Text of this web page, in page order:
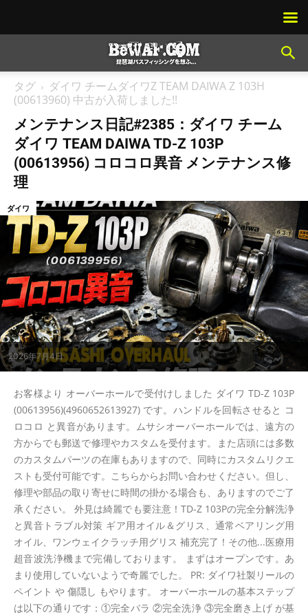
タグ
ダイワ チームダイワZ TEAM DAIWA Z 103H
(00613960) 中古が入荷しました!!
メンテナンス日記#2385：ダイワ チーム
ダイワ TEAM DAIWA TD-Z 103P
(00613956) コロコロ異音 メンテナンス修
理
2026年7月4日
ダイワ
お客様より オーバーホールで受付けしました ダイワ TD-Z 103P
(00613956)(4960652613927) です。ハンドルを回転させると コ
ロコロ と異音があります。ムサシオーバーホールでは、遠方の
方からでも郵送で修理やカスタムを受付ます。また店頭には多数
のカスタムパーツの在庫もありますので、同時にカスタムリクエ
ストも受付可能です。こちらからお問い合わせください。但し、
修理や部品の取り寄せに時間の掛かる場合も、ありますのでご了
承ください。 外見は綺麗でも要注意！TD-Z 103Pの完全分解洗浄
と異音トラブル対策 ギア用オイル＆グリス、通常ベアリング用
オイル、ワンウェイクラッチ用グリス 補充完了！その他...医療用
超音波洗浄機まで完備しております。 まずはオープンです。あ
まり使用していないようで奇麗でした。 PR: ダイワ社製リールの
ペイント や 傷隠し もやります。 オーバーホールの基本ステップ
は以下の通りです：①完全バラ ②完全洗浄 ③完全磨き上げ が基